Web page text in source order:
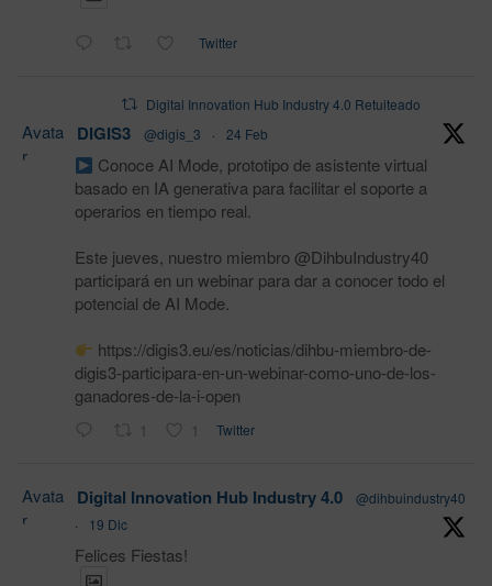
Twitter
Digital Innovation Hub Industry 4.0 Retuiteado
Avata
r
DIGIS3 @digis_3 · 24 Feb
Conoce AI Mode, prototipo de asistente virtual
basado en IA generativa para facilitar el soporte a
operarios en tiempo real.
Este jueves, nuestro miembro @DihbuIndustry40
participará en un webinar para dar a conocer todo el
potencial de AI Mode.
https://digis3.eu/es/noticias/dihbu-miembro-de-
digis3-participara-en-un-webinar-como-uno-de-los-
ganadores-de-la-i-open
1 1 Twitter
Avata
r
Digital Innovation Hub Industry 4.0
@dihbuindustry40
·
19 Dic
Felices Fiestas!